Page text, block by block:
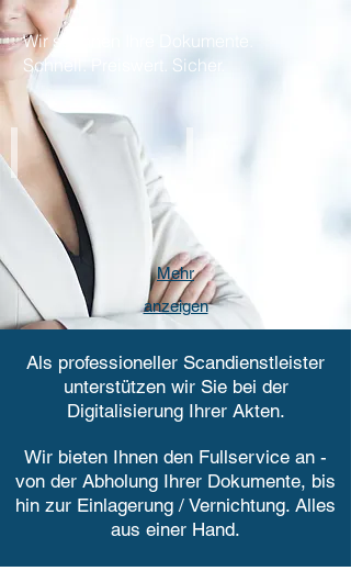
Wir scannen Ihre Dokumente.
Schnell. Preiswert. Sicher.
AKTEN /
DIGITALISIEREN
Mehr
anzeigen
Als professioneller Scandienstleister
unterstützen wir Sie bei der
Digitalisierung Ihrer Akten.
Wir bieten Ihnen den Fullservice an -
von der Abholung Ihrer Dokumente, bis
hin zur Einlagerung / Vernichtung. Alles
aus einer Hand.